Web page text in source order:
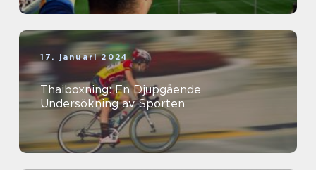
17. januari 2024
Thaiboxning: En Djupgående
Undersökning av Sporten